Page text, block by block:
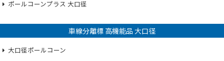
ポールコーンプラス 大口径
車線分離標 高機能品 大口径
大口径ポールコーン